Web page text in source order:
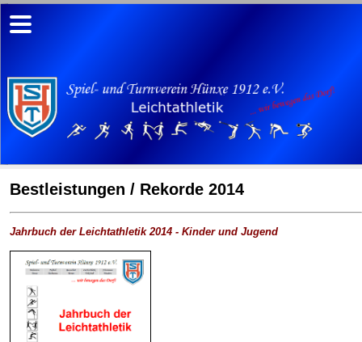
Bestleistungen / Rekorde 2014
Jahrbuch der Leichtathletik 2014 - Kinder und Jugend